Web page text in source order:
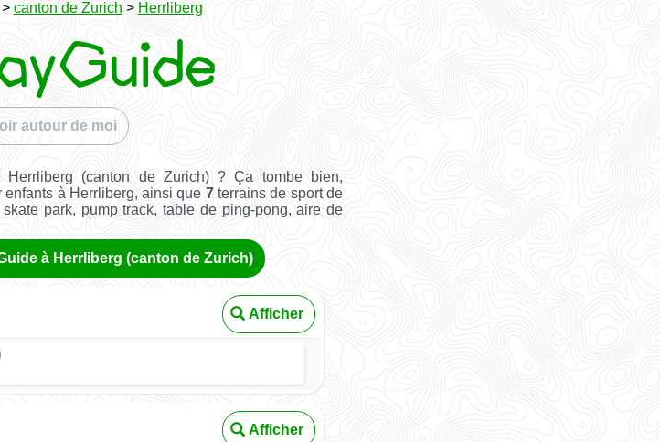
canton de Zurich > Herrliberg
autour de moi
(canton de Zurich) ? Ça tombe bien,
à Herrliberg, ainsi que 7terrains de sport de
park, pump track, table de ping-pong, aire de
à Herrliberg (canton de Zurich)
Afficher
Afficher